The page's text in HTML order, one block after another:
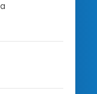
2,832.00 RSD